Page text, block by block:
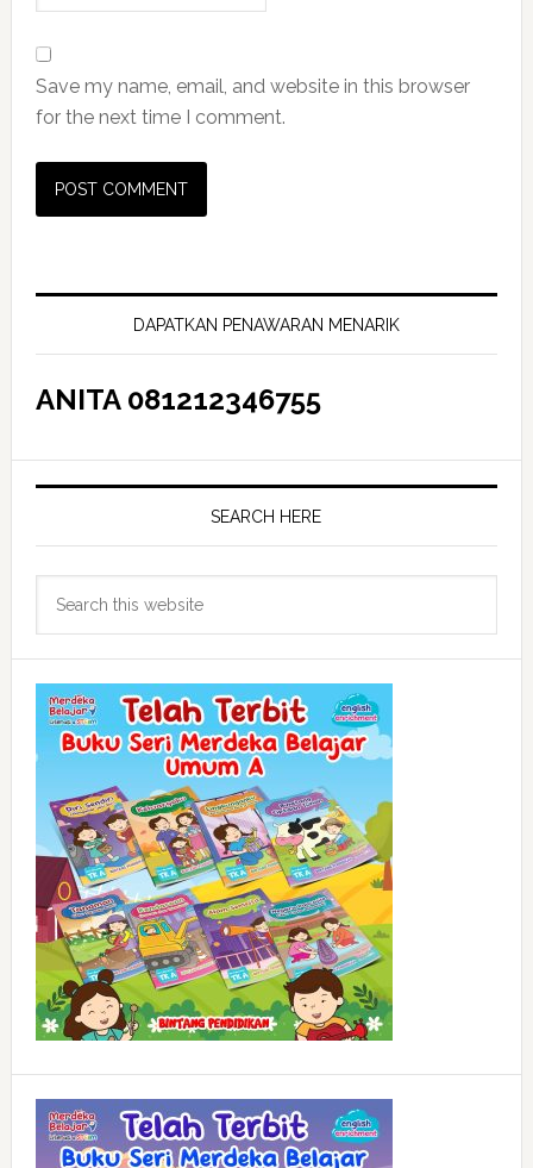
Save my name, email, and website in this browser
for the next time I comment.
Primary
SidebarDAPATKAN PENAWARAN MENARIK
ANITA 081212346755
SEARCH HERE